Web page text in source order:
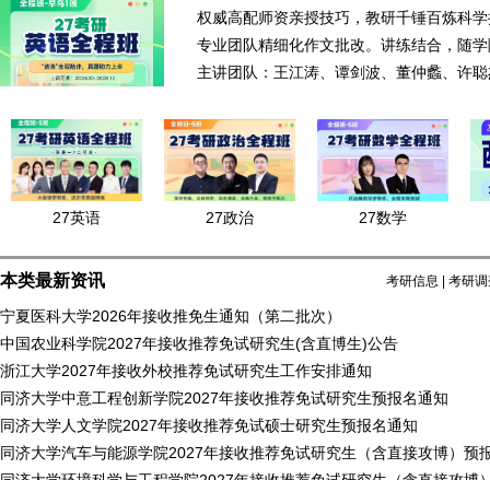
权威高配师资亲授技巧，教研千锤百炼科
专业团队精细化作文批改。讲练结合，随
主讲团队：王江涛、谭剑波、董仲蠡、许
27英语 27政治 27数学
本类最新资讯 考研信息 考研
宁夏医科大学2026年接收推免生通知（第二批次）
中国农业科学院2027年接收推荐免试研究生(含直博生)公告
浙江大学2027年接收外校推荐免试研究生工作安排通知
同济大学中意工程创新学院2027年接收推荐免试研究生预报名通知
同济大学人文学院2027年接收推荐免试硕士研究生预报名通知
同济大学汽车与能源学院2027年接收推荐免试研究生（含直接攻博）预